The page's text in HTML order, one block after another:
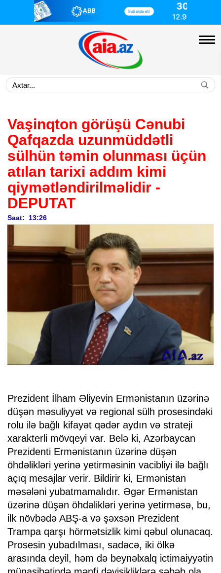
Vaşinqton görüşü Cənubi
Qafqazda uzunmüddətli
sülhün təmin olunması üçün
atılan tarixi addım kimi
qiymətləndirilməlidir -
DEPUTAT
Saat: 13:26
Prezident İlham Əliyevin Ermənistanın üzərinə
düşən məsuliyyət və regional sülh prosesindəki
rolu ilə bağlı kifayət qədər aydın və strateji
xarakterli mövqeyi var. Belə ki, Azərbaycan
Prezidenti Ermənistanın üzərinə düşən
öhdəlikləri yerinə yetirməsinin vacibliyi ilə bağlı
açıq mesajlar verir. Bildirir ki, Ermənistan
məsələni yubatmamalıdır. Əgər Ermənistan
üzərinə düşən öhdəlikləri yerinə yetirməsə, bu,
ilk növbədə ABŞ-a və şəxsən Prezident
Trampa qarşı hörmətsizlik kimi qəbul olunacaq.
Prosesin yubadılması, sadəcə, iki ölkə
arasında deyil, həm də beynəlxalq ictimaiyyətin